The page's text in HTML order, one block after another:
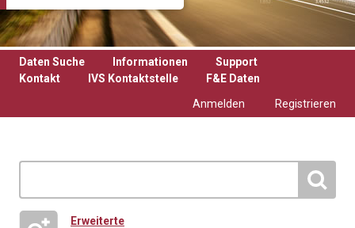
Daten Suche Informationen
Support
Kontakt
IVS Kontaktstelle
F&E Daten
Anmelden
Registrieren
Erweiterte